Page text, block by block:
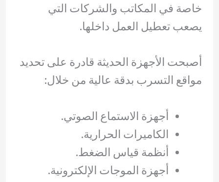
خاصة في المكاتب والشركات التي
يصعب تعطيل العمل داخلها.
أصبحت الأجهزة الحديثة قادرة على تحديد
مواقع التسرب بدقة عالية من خلال:
أجهزة الاستماع الصوتي.
الكاميرات الحرارية.
أنظمة قياس الضغط.
أجهزة الموجات الإلكترونية.